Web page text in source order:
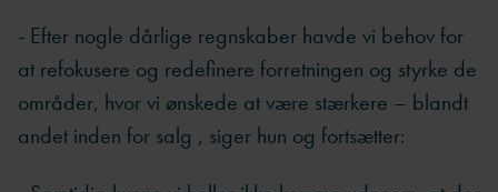
- Efter nogle dårlige regnskaber havde vi behov for
at refokusere og redefinere forretningen og styrke de
områder, hvor vi ønskede at være stærkere – blandt
andet inden for salg , siger hun og fortsætter: